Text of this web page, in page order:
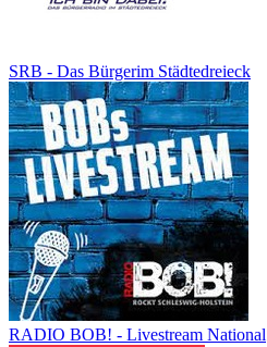
SRB - Das Bürgerim Städtedreieck
RADIO BOB! - Livestream National